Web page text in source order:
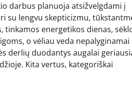
darbus planuoja atsižvelgdami į
su lengvu skepticizmu,
energetikos dienas,
o vėliau veda nepalyginamai
derlių duodantys augalai
Kita vertus, kategoriškai